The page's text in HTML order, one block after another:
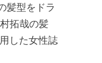
髪型をドラ
拓哉の髪
した女性誌